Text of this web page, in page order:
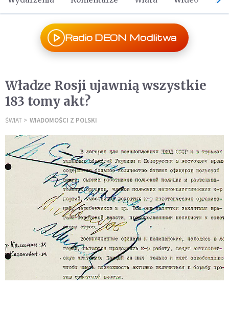
Radio DEON Modlitwa
Władze Rosji ujawnią wszystkie
183 tomy akt?
ŚWIAT WIADOMOŚCI Z POLSKI